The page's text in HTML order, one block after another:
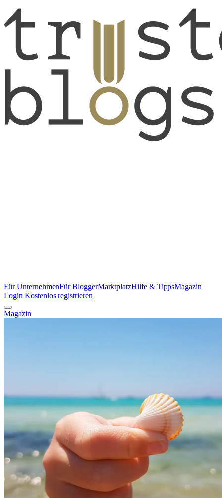
Für UnternehmenFür BloggerMarktplatzHilfe & TippsMagazin
Login Kostenlos registrieren
Magazin